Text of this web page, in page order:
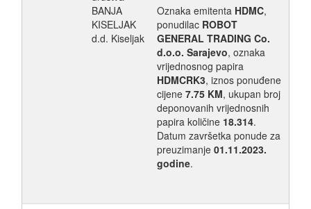
BANJA
KISELJAK
d.d. Kiseljak
Oznaka emitenta HDMC,
ponudilac ROBOT
GENERAL TRADING Co.
d.o.o. Sarajevo, oznaka
vrijednosnog papira
HDMCRK3, iznos ponuđene
cijene 7.75 KM, ukupan broj
deponovanih vrijednosnih
papira količine 18.314.
Datum završetka ponude za
preuzimanje 01.11.2023.
godine.